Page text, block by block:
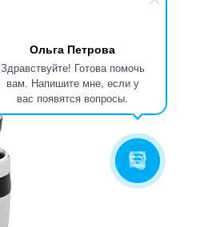
Ольга Петрова
Здравствуйте! Готова помочь
вам. Напишите мне, если у
вас появятся вопросы.